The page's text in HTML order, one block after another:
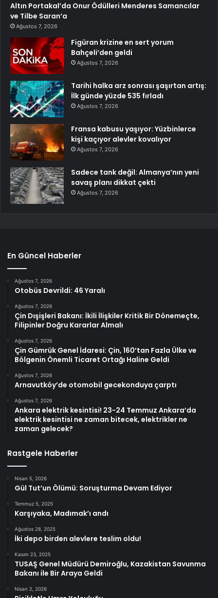
Altın Portakal’da Onur Ödülleri Menderes Samancılar
ve Tilbe Saran’a
Ağustos 7, 2026
Figüran krizine en sert yorum
Bahçeli’den geldi
Ağustos 7, 2026
Tarihi halka arz sonrası şaşırtan artış:
İlk günde yüzde 535 fırladı
Ağustos 7, 2026
Fransa kabusu yaşıyor: Yüzbinlerce
kişi kaçıyor alevler kovalıyor
Ağustos 7, 2026
Sadece tank değil: Almanya’nın yeni
savaş planı dikkat çekti
Ağustos 7, 2026
En Güncel Haberler
Ağustos 7, 2026
Otobüs Devrildi: 46 Yaralı
Ağustos 7, 2026
Çin Dışişleri Bakanı: İkili İlişkiler Kritik Bir Dönemeçte,
Filipinler Doğru Kararlar Almalı
Ağustos 7, 2026
Çin Gümrük Genel İdaresi: Çin, 160’tan Fazla Ülke ve
Bölgenin Önemli Ticaret Ortağı Haline Geldi
Ağustos 7, 2026
Arnavutköy’de otomobil gecekonduya çarptı
Ağustos 7, 2026
Ankara elektrik kesintisi! 23-24 Temmuz Ankara’da
elektrik kesintisi ne zaman bitecek, elektrikler ne
zaman gelecek?
Rastgele Haberler
Nisan 5, 2026
Gül Tut’un Ölümü: Soruşturma Devam Ediyor
Temmuz 5, 2025
Karşıyaka, Madımak’ı andı
Ağustos 28, 2025
İki depo birden alevlere teslim oldu!
Kasım 23, 2025
TUSAŞ Genel Müdürü Demiroğlu, Kazakistan Savunma
Bakanı ile Bir Araya Geldi
Nisan 2, 2026